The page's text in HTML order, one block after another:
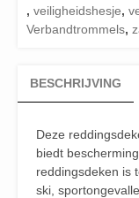
, veiligheidshesje,
Verbandtrommels,
BESCHRIJVING
Deze
biedt
reddingsdeken is
ski,